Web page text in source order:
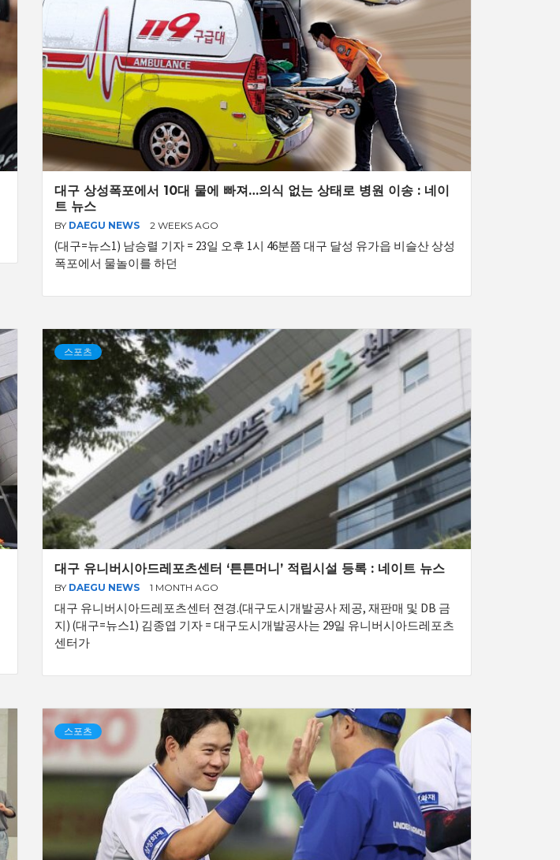
대구 상성폭포에서 10대 물에 빠져…의식 없는 상태로 병원 이송 : 네이
트 뉴스
BY DAEGU NEWS 2 WEEKS AGO
(대구=뉴스1) 남승렬 기자 = 23일 오후 1시 46분쯤 대구 달성 유가읍 비슬산 상성
폭포에서 물놀이를 하던
스포츠
대구 유니버시아드레포츠센터 ‘튼튼머니’ 적립시설 등록 : 네이트 뉴스
BY DAEGU NEWS 1 MONTH AGO
대구 유니버시아드레포츠센터 젼경.(대구도시개발공사 제공, 재판매 및 DB 금
지) (대구=뉴스1) 김종엽 기자 = 대구도시개발공사는 29일 유니버시아드레포츠
센터가
스포츠